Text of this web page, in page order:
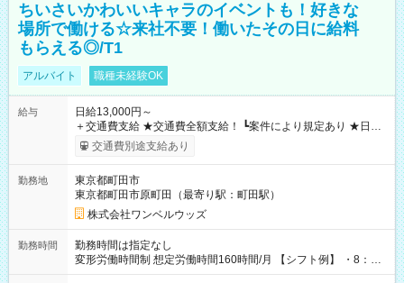
ちいさいかわいいキャラのイベントも！好きな
場所で働ける☆来社不要！働いたその日に給料
もらえる◎/T1
アルバイト 職種未経験OK
給与
日給13,000円～
＋交通費支給 ★交通費全額支給！ ┗案件により規定あり ★日払
いOK！（規定あり） ┗働いたその日に現金GET♪ お仕事後はコ
ンビニATMから 日払い分を引き落とせます！ 【試用期間】試
交通費別途支給あり
勤務地
東京都町田市
東京都町田市原町田（最寄り駅：町田駅）
株式会社ワンベルウッズ
勤務時間
勤務時間は指定なし
変形労働時間制 想定労働時間160時間/月 【シフト例】 ・8：00
～21：00